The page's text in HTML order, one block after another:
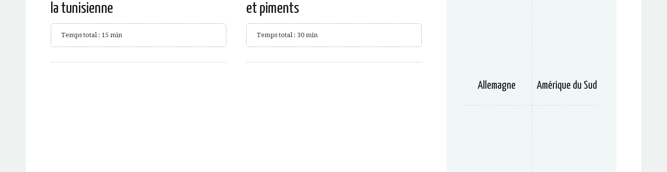
la tunisienne
Temps total : 15 min
et piments
Temps total : 30 min
Allemagne Amérique du Sud